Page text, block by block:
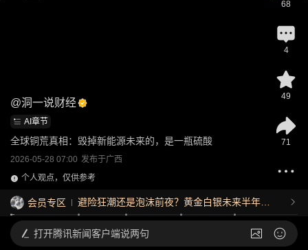
@洞一说财经
AI章节
全球铜荒真相：毁掉新能源未来的，是一瓶硫酸
2026-05-28 07:00 发布于广西
个人观点，仅供参考
会员专区
避险狂潮还是泡沫前夜？黄金白银未来半年走
势深度推演
68
4
49
71
打开腾讯新闻客户端说两句